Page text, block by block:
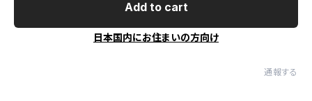
Add to cart
日本国内にお住まいの方向け
通報する